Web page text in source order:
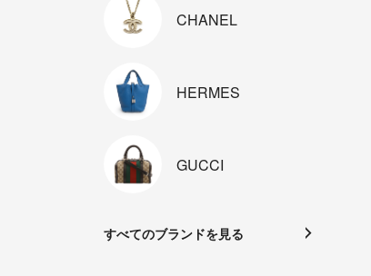
CHANEL
HERMES
GUCCI
すべてのブランドを見る